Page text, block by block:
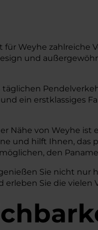
für Weyhe
und
täglichen
ein erstklassiges
Nähe von Weyhe
und hilft Ihnen, das
den
Sie nicht nur
Sie die vielen